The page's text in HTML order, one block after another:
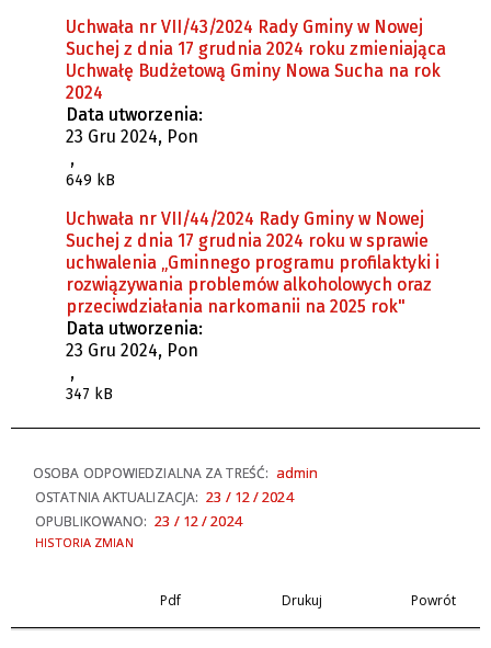
Uchwała nr VII/43/2024 Rady Gminy w Nowej
Suchej z dnia 17 grudnia 2024 roku zmieniająca
Uchwałę Budżetową Gminy Nowa Sucha na rok
2024
Data utworzenia:
23 Gru 2024, Pon
,
649 kB
Uchwała nr VII/44/2024 Rady Gminy w Nowej
Suchej z dnia 17 grudnia 2024 roku w sprawie
uchwalenia „Gminnego programu profilaktyki i
rozwiązywania problemów alkoholowych oraz
przeciwdziałania narkomanii na 2025 rok"
Data utworzenia:
23 Gru 2024, Pon
,
347 kB
OSOBA ODPOWIEDZIALNA ZA TREŚĆ: admin
OSTATNIA AKTUALIZACJA: 23 / 12 / 2024
OPUBLIKOWANO: 23 / 12 / 2024
HISTORIA ZMIAN
Pdf Drukuj Powrót